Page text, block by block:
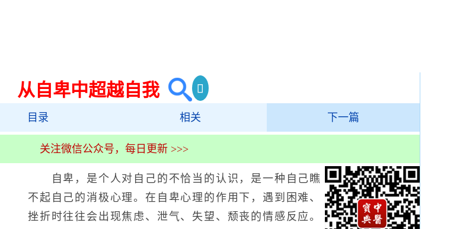
从自卑中超越自我
目录 相关 下一篇
关注微信公众号，每日更新 >>>
自卑，是个人对自己的不恰当的认识，是一种自己瞧
不起自己的消极心理。在自卑心理的作用下，遇到困难、
挫折时往往会出现焦虑、泄气、失望、颓丧的情感反应。